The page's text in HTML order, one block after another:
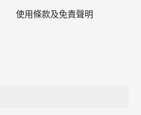
使用條款及免責聲明